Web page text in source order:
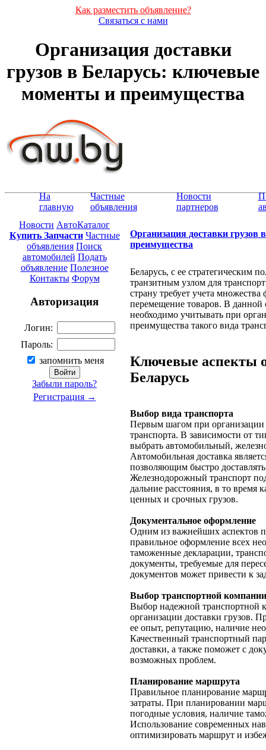
Как разместить объявление?
Связаться с нами
Организация доставки
грузов в Беларусь: ключевые
моменты и преимущества
На
главную
Частные
объявления
Новости
партнеров
Новости АвтоКаталог
Купить Запчасти Частные
объявления Поиск
автомобилей Подать
объявление Полезное
Контакты Форум
Авторизация
Логин:
Пароль:
запомнить меня
Забыли пароль?
Регистрация →
Организация доставки
преимущества
Беларусь, с ее стратегическим
транзитным узлом для
страну требует учета
перемещение товаров. В
необходимо учитывать при
преимущества такого вида
Ключевые аспекты
Беларусь
Выбор вида транспорта
Первым шагом при организации
транспорта. В зависимости от
выбрать автомобильный,
Автомобильная доставка
позволяющим быстро
Железнодорожный транспорт
дальние расстояния, в то время
ценных и срочных грузов.
Документальное оформление
Одним из важнейших аспектов
правильное оформление всех
таможенные декларации,
документы, требуемые для
документов может привести к
Выбор транспортной компании
Выбор надежной транспортной
организации доставки грузов.
ее опыт, репутацию, наличие
Качественный транспортный
доставки, а также поможет с
возможных проблем.
Планирование маршрута
Правильное планирование
затраты. При планировании
погодные условия, наличие
Использование современных
оптимизировать маршрут и